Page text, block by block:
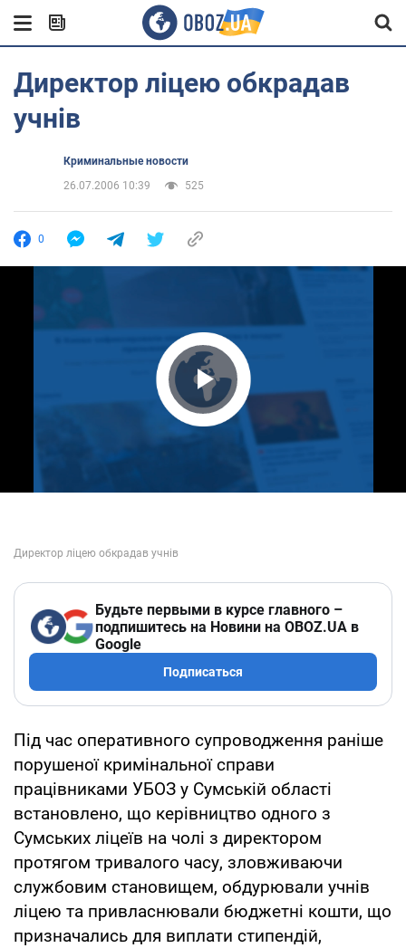
Директор ліцею обкрадав
учнів
Криминальные новости
26.07.2006 10:39
525
0
Play Video
Будьте первыми в курсе главного –
подпишитесь на Новини на OBOZ.UA в
Google
Подписаться
Під час оперативного супроводження раніше
порушеної кримінальної справи
працівниками УБОЗ у Сумській області
встановлено, що керівництво одного з
Сумських ліцеїв на чолі з директором
протягом тривалого часу, зловживаючи
службовим становищем, обдурювали учнів
ліцею та привласнювали бюджетні кошти, що
призначались для виплати стипендій,